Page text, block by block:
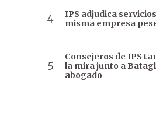
IPS adjudica
misma empresa
Consejeros de IPS
la mira junto a
abogado